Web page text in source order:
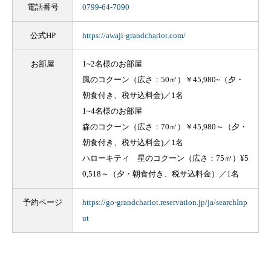
電話番号 0799-64-7090
公式HP https://awaji-grandchariot.com/
お部屋
1~2名様のお部屋
風のコクーン（広さ：50㎡）￥45,980~（夕・
朝食付き、税サ込料金)／1名
1~4名様のお部屋
森のコクーン（広さ：70㎡）￥45,980～（夕・
朝食付き、税サ込料金)／1名
ハローキティ 星のコクーン（広さ：75㎡）¥5
0,518～（夕・朝食付き、税サ込料金）／1名
予約ページ
https://go-grandchariot.reservation.jp/ja/searchInp
ut